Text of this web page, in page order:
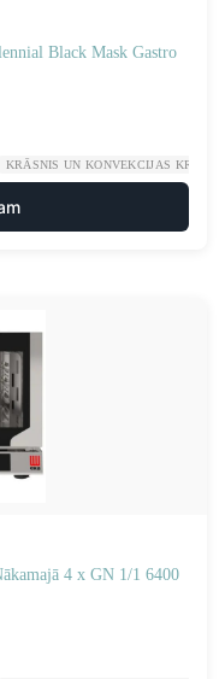
Black Mask Gastro
KRĀSNIS UN KONVEKCIJAS
4 x GN 1/1 6400